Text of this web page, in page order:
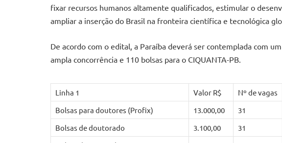
fixar recursos humanos altamente qualificados, estimular o
ampliar a inserção do Brasil na fronteira científica e tecnológica
De acordo com o edital, a Paraíba deverá ser contemplada com
ampla concorrência e 110 bolsas para o CIQUANTA-PB.
Linha 1 Valor R$ Nº de vagas
Bolsas para doutores (Profix)
13.000,00 31
Bolsas de doutorado
3.100,00 31